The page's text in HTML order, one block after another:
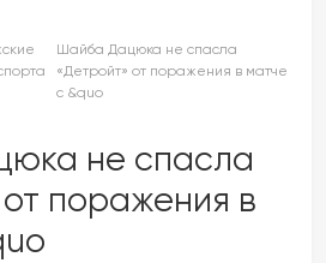
Шайба Дацюка не спасла
«Детройт» от поражения в матче
с &quo
не спасла
поражения в